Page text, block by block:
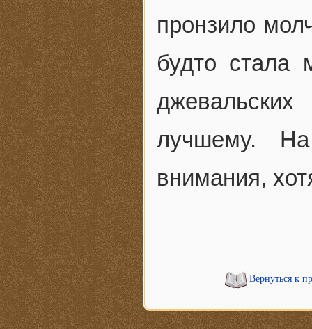
пронзило
будто стала
лучшему.
внимания,
Вернуться к